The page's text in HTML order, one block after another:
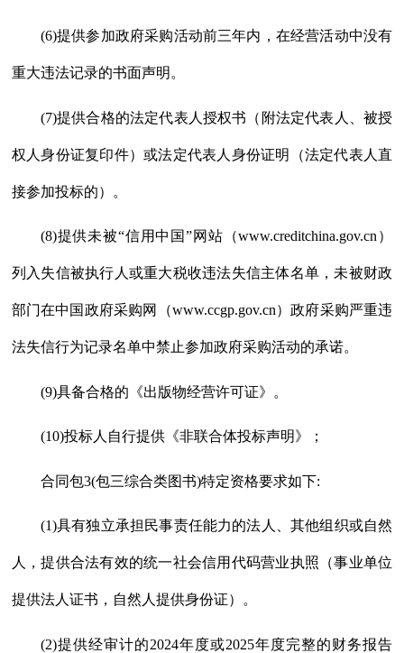
(6)提供参加政府采购活动前三年内，在经营活动中没有
重大违法记录的书面声明。
(7)提供合格的法定代表人授权书（附法定代表人、被授
权人身份证复印件）或法定代表人身份证明（法定代表人直
接参加投标的）。
(8)提供未被“信用中国”网站（www.creditchina.gov.cn）
列入失信被执行人或重大税收违法失信主体名单，未被财政
部门在中国政府采购网（www.ccgp.gov.cn）政府采购严重违
法失信行为记录名单中禁止参加政府采购活动的承诺。
(9)具备合格的《出版物经营许可证》。
(10)投标人自行提供《非联合体投标声明》；
合同包3(包三综合类图书)特定资格要求如下:
(1)具有独立承担民事责任能力的法人、其他组织或自然
人，提供合法有效的统一社会信用代码营业执照（事业单位
提供法人证书，自然人提供身份证）。
(2)提供经审计的2024年度或2025年度完整的财务报告